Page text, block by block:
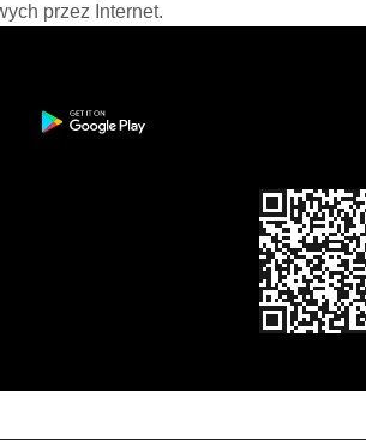
przez Internet.